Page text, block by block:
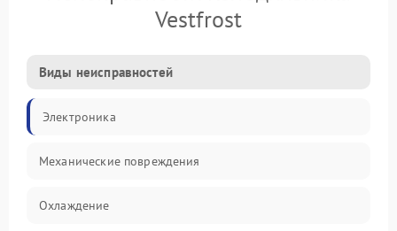
Vestfrost
Виды неисправностей
Электроника
Механические повреждения
Охлаждение